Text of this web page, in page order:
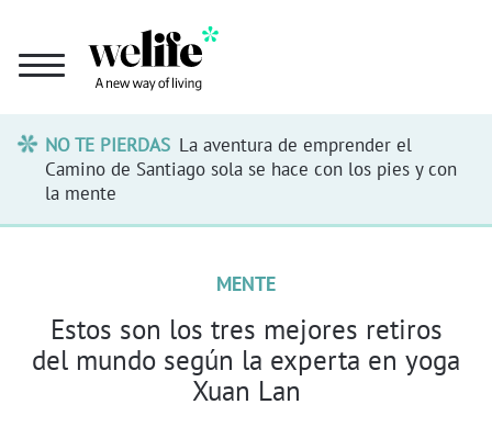
NO TE PIERDAS La aventura de emprender el
Camino de Santiago sola se hace con los pies y con
la mente
MENTE
Estos son los tres mejores retiros
del mundo según la experta en yoga
Xuan Lan